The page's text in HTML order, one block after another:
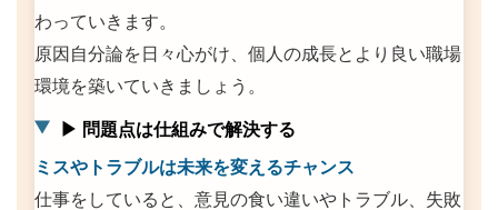
わっていきます。
原因自分論を日々心がけ、個人の成長とより良い職場
環境を築いていきましょう。
▶ 問題点は仕組みで解決する
ミスやトラブルは未来を変えるチャンス
仕事をしていると、意見の食い違いやトラブル、失敗